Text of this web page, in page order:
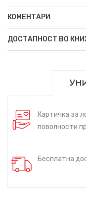
КОМЕНТАРИ
ДОСТАПНОСТ ВО
Картичка за
поволности
Бесплатна